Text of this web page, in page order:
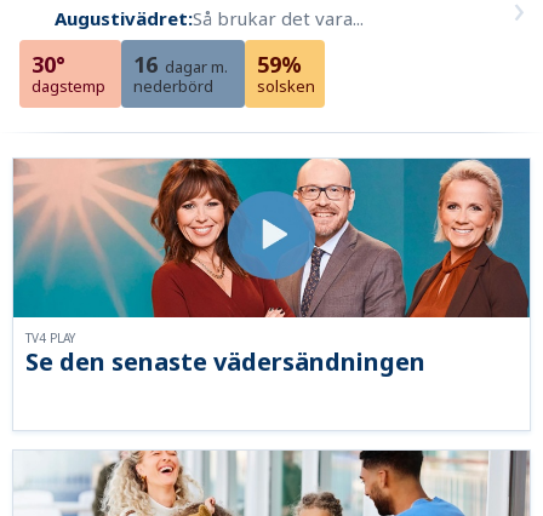
Augustivädret:Så brukar det vara...
30°
dagstemp
16 dagar m.
nederbörd
59%
solsken
Se den senaste vädersändningen
TV4 PLAY